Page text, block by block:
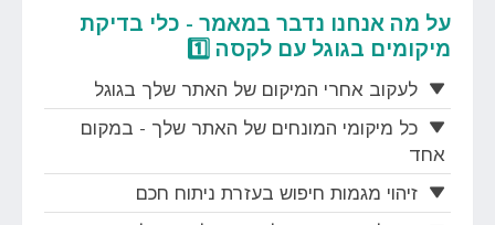
על מה אנחנו נדבר במאמר - כלי בדיקת
מיקומים בגוגל עם לקסה 1️⃣
לעקוב אחרי המיקום של האתר שלך בגוגל
כל מיקומי המונחים של האתר שלך - במקום
אחד
זיהוי מגמות חיפוש בעזרת ניתוח חכם